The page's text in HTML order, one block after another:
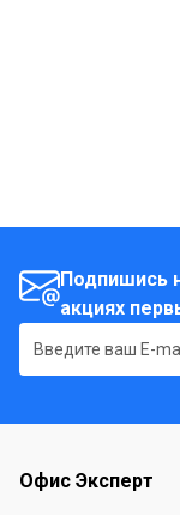
Подпишись
акциях
Офис Эксперт